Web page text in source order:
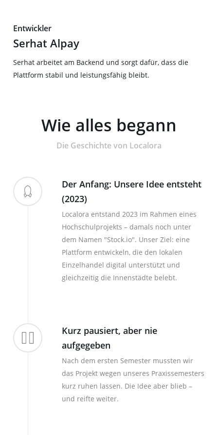
Entwickler
Serhat Alpay
Serhat arbeitet am Backend und sorgt dafür, dass die
Plattform stabil und leistungsfähig bleibt.
Wie alles begann
Die Geschichte von Localora
Der Anfang: Unsere Idee entsteht
(2023)
Localora entstand 2023 im Rahmen eines
Hochschulprojekts – damals noch unter
dem Namen "Stock.io". Unser Ziel: eine
Plattform entwickeln, die den lokalen
Einzelhandel digital unterstützt und
gleichzeitig die Innenstädte belebt.
Kurz pausiert, aber nie
aufgegeben
Nach dem ersten Semester mussten wir
das Projekt wegen unseres Praxissemesters
kurz ruhen lassen. Die Idee aber blieb –
und reifte weiter.